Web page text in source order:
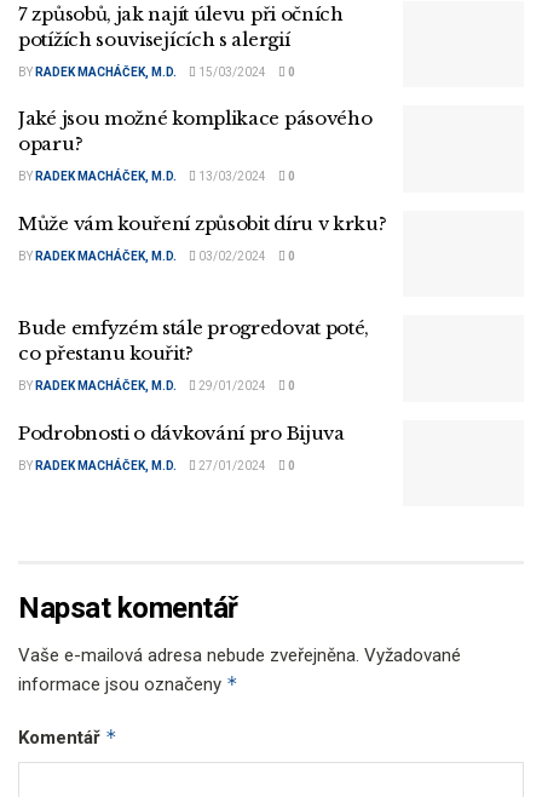
7 způsobů, jak najít úlevu při očních
potížích souvisejících s alergií
BY RADEK MACHÁČEK, M.D. 15/03/2024 0
Jaké jsou možné komplikace pásového
oparu?
BY RADEK MACHÁČEK, M.D. 13/03/2024 0
Může vám kouření způsobit díru v krku?
BY RADEK MACHÁČEK, M.D. 03/02/2024 0
Bude emfyzém stále progredovat poté,
co přestanu kouřit?
BY RADEK MACHÁČEK, M.D. 29/01/2024 0
Podrobnosti o dávkování pro Bijuva
BY RADEK MACHÁČEK, M.D. 27/01/2024 0
Napsat komentář
Vaše e-mailová adresa nebude zveřejněna. Vyžadované
informace jsou označeny *
Komentář *